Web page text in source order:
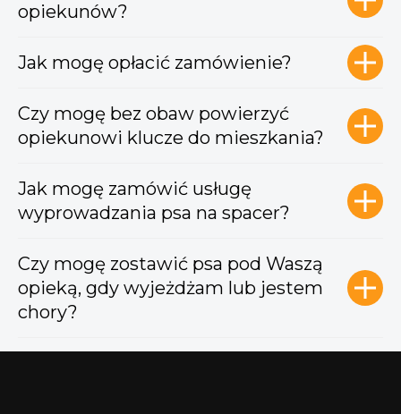
opiekunów?
Jak mogę opłacić zamówienie?
Czy mogę bez obaw powierzyć
opiekunowi klucze do mieszkania?
Jak mogę zamówić usługę
wyprowadzania psa na spacer?
Czy mogę zostawić psa pod Waszą
opieką, gdy wyjeżdżam lub jestem
chory?